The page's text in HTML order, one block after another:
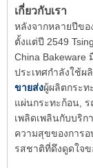
เกี่ยวกับเรา
หลังจากหลายปีข
ตั้งแต่ปี 2549
China Bakeware
ประเทศกำลังใช้
ขายส่งผู้ผลิตกระท
แผ่นกระทะก้อน, ร
เพลิดเพลินกับบริก
ความสุขของการอ
รสชาติที่ดึงดูดใจ